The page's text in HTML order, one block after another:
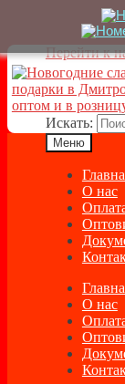
Перейти к
Искать:
Меню
О нас
О нас